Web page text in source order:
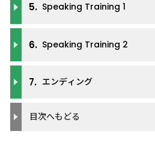
5. Speaking Training 1
6. Speaking Training 2
7. エンディング
目次へもどる